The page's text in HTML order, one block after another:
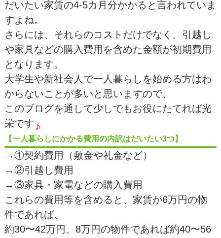
だいたい家賃の4-5カ月分かかると言われていま
すよね。
さらには、それらのコストだけでなく、引越し
や家具などの購入費用を含めた金額が初期費用
となります。
大学生や新社会人で一人暮らしを始める方はわ
からないことが多いと思いますので、
このブログを通して少しでもお役にたてれば光
栄です
【一人暮らしにかかる費用の内訳はだいたい3つ】
→①契約費用（敷金や礼金など）
→②引越し費用
→③家具・家電などの購入費用
これらの費用等を含めると、家賃が6万円の物
件であれば、
約30〜42万円、8万円の物件であれば約40〜56